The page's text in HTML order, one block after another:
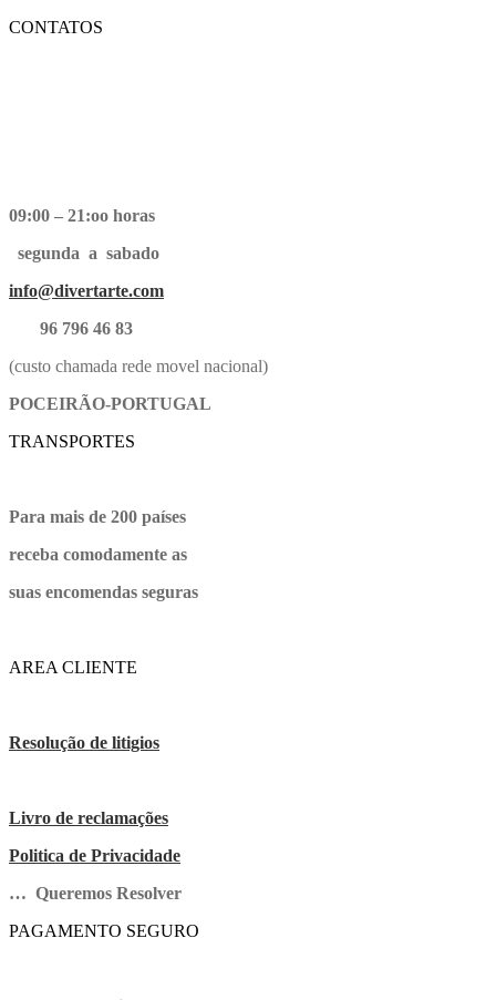
CONTATOS
09:00 – 21:oo horas
segunda a sabado
info@divertarte.com
96 796 46 83
(custo chamada rede movel nacional)
POCEIRÃO-PORTUGAL
TRANSPORTES
Para mais de 200 países
receba comodamente as
suas encomendas seguras
AREA CLIENTE
Resolução de litigios
Livro de reclamações
Politica de Privacidade
… Queremos Resolver
PAGAMENTO SEGURO